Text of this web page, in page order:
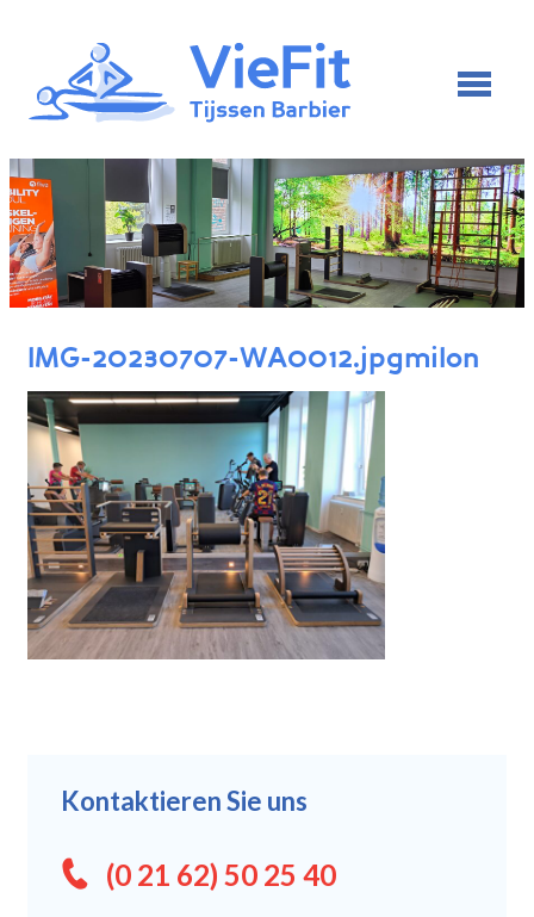
IMG-20230707-WA0012.jpgmilon
Kontaktieren Sie uns
(0 21 62) 50 25 40